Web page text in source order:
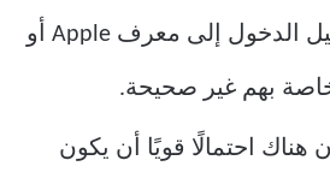
العملاء أن تسجيل الدخول إلى معرف Apple أو
بهم غير صحيحة.
هناك احتمالًا قويًا أن يكون